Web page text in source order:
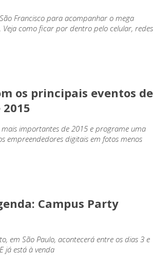
Francisco para acompanhar o mega
Veja como ficar por dentro pelo celular, redes
os principais eventos de
mais importantes de 2015 e programe uma
empreendedores digitais em fotos menos
Campus Party
em São Paulo, acontecerá entre os dias 3 e
já está à venda